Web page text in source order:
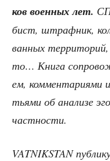
ков воен­ных лет.
бист, штраф­ник,
ван­ных
то… Кни­га
ем, ком­мен­та­ри­я­ми
тья­ми об ана­ли­зе
частности.
VATNIKSTAN